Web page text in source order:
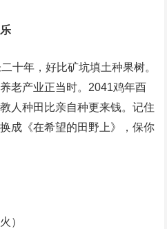
十年，好比矿坑填土种果树。
老产业正当时。2041鸡年酉
人种田比亲自种更来钱。记住
成《在希望的田野上》，保你
）